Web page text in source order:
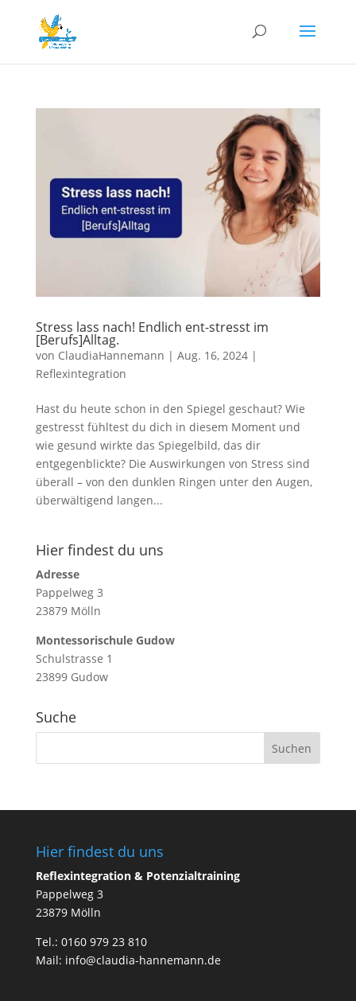
Stress lass nach! Endlich ent-stresst im
[Berufs]Alltag.
von ClaudiaHannemann | Aug. 16, 2024|
Reflexintegration
Hast du heute schon in den Spiegel geschaut? Wie
gestresst fühltest du dich in diesem Moment und
wie gesund wirkte das Spiegelbild, das dir
entgegenblickte? Die Auswirkungen von Stress sind
überall – von den dunklen Ringen unter den Augen,
überwältigend langen...
Hier findest du uns
Adresse
Pappelweg 3
23879 Mölln
Montessorischule Gudow
Schulstrasse 1
23899 Gudow
Suche
Hier findest du uns
Reflexintegration & Potenzialtraining
Pappelweg 3
23879 Mölln
Tel.: 0160 979 23 810
Mail: info@claudia-hannemann.de